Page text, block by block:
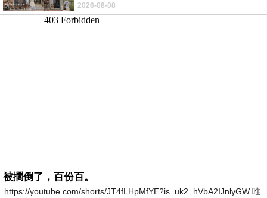
堡市吃晚餐和過夜
2026-08-08
被擱倒了，百份百。
https://youtube.com/shorts/JT4fLHpMfYE?is=uk2_hVbA2IJnlyGW 唯